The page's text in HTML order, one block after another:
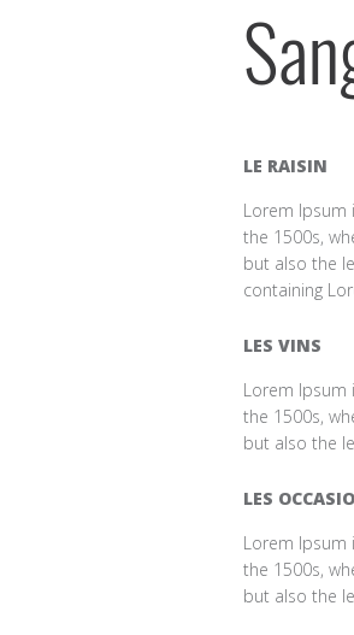
LE RAISIN
Lorem Ipsum
the 1500s,
but also the
containing
LES VINS
Lorem Ipsum
the 1500s,
but also the
LES
Lorem Ipsum
the 1500s,
but also the